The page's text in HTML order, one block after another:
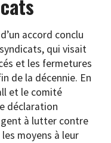
accord conclu
qui visait
et les fermetures
de la décennie. En
et le comité
déclaration
à lutter contre
moyens à leur